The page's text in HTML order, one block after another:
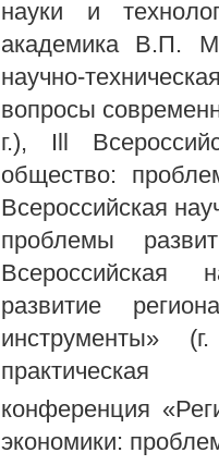
науки и
академика В.П.
научно-
вопросы
г.), Ill
общество:
Всероссийская
проблемы
Всероссийская
развитие
инструменты»
практическая
конференция
экономики: